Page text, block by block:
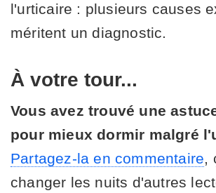
l'urticaire : plusieurs causes
méritent un diagnostic.
À votre tour...
Vous avez trouvé une
pour mieux dormir malgré
Partagez-la en commentaire,
changer les nuits d'autres